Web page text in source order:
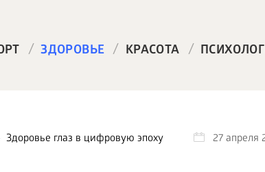
/ ЗДОРОВЬЕ / КРАСОТА /
Здоровье глаз в цифровую эпоху 27 апреля